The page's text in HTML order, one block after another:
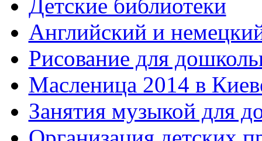
Детские библиотеки
Английский и
Рисование для
Масленица 2014 в
Занятия музыкой для